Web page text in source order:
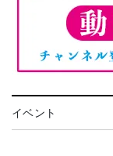
イベント